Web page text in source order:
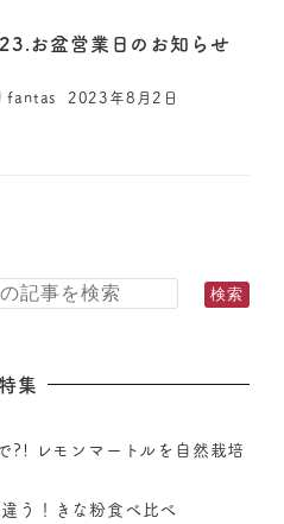
お盆営業日のお知らせ
fantas 2023年8月2日
特集
?! レモンマートルを自然栽培
う！きな粉食べ比べ